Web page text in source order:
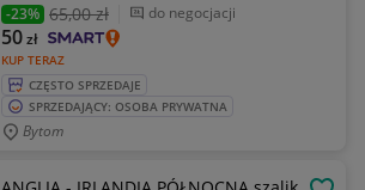
-23% 65,00 zł do negocjacji
KUP TERAZ
50zł
CZĘSTO SPRZEDAJE
SPRZEDAJĄCY: OSOBA PRYWATNA
Bytom